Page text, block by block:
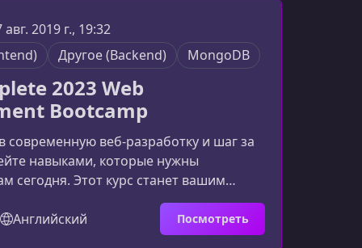
авг. 2019 г., 19:32
Другое (Backend) MongoDB
2023 Web
Bootcamp
современную веб‑разработку и шаг за
навыками, которые нужны
сегодня. Этот курс станет вашим
от основ до создания
веб‑приложений.О курсеЭтот
и по‑настоящему полный обучающий
Английский Посмотреть